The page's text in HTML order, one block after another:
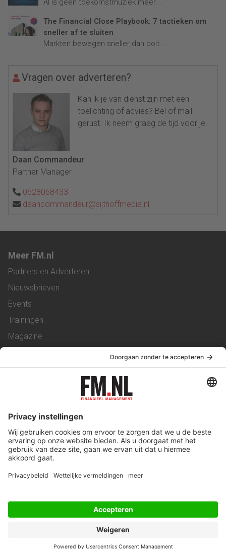
AI is geen toekomstmuziek meer...
The Financial Close Playbook: 7 tactieken om
sneller af te sluiten
Markten bewegen sneller dan ooit....
Vragen over adverteren?
Kan ik je van dienst zijn met een
toelichting of advies? Bel of mail
gerust. Ik neem graag de tijd voor je.
Daan Commandeur
Partner Manager
0628068433
daancommandeur@sijthoffmedia.nl
Meer FM.nl
Partners en Adverteren
Nieuwsbrieven
Events
Trainingen
Magazine
Service & Contact
Werken bij ons
Privacy Statement
Algemene Voorwaarden